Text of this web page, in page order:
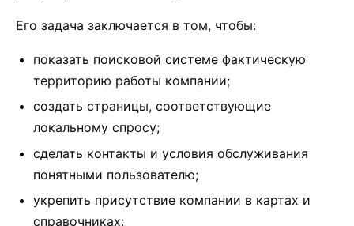
Его задача заключается в том, чтобы:
показать поисковой системе фактическую
территорию работы компании;
создать страницы, соответствующие
локальному спросу;
сделать контакты и условия обслуживания
понятными пользователю;
укрепить присутствие компании в картах и
справочниках;